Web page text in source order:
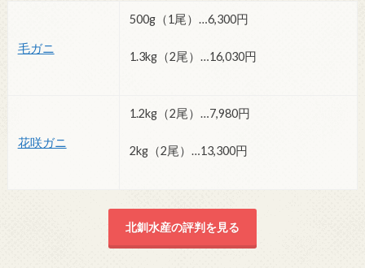
毛ガニ
500g（1尾）…6,300円
1.3kg（2尾）…16,030円
花咲ガニ
1.2kg（2尾）…7,980円
2kg（2尾）…13,300円
北釧水産の評判を見る